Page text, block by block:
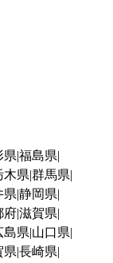
県 福島県
木県 群馬県
県 静岡県
府滋賀県
島県 山口県
県 長崎県